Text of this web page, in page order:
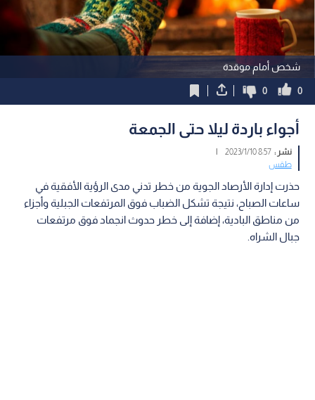
شخص أمام موقدة
0
0
أجواء باردة ليلا حتى الجمعة
نشر :8:57 2023/1/10
|
طقس
حذرت إدارة الأرصاد الجوية من خطر تدني مدى الرؤية الأفقية في
ساعات الصباح، نتيجة تشكل الضباب فوق المرتفعات الجبلية وأجزاء
من مناطق البادية، إضافة إلى خطر حدوث انجماد فوق مرتفعات
جبال الشراه.